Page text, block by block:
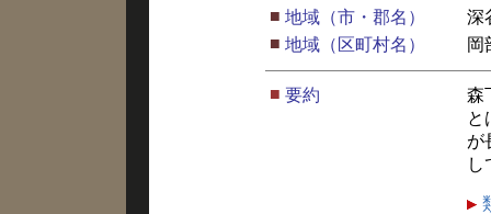
■ 地域（市・郡名）
深
■ 地域（区町村名） 岡
■ 要約
森
と
が
し